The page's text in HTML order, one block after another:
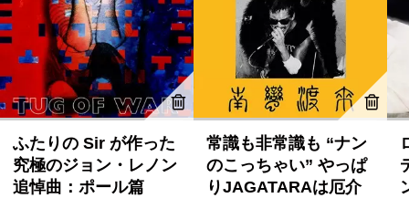
ふたりの Sir が作った
究極のジョン・レノン
追悼曲：ポール篇
常識も非常識も “ナン
のこっちゃい” やっぱ
りJAGATARAは厄介